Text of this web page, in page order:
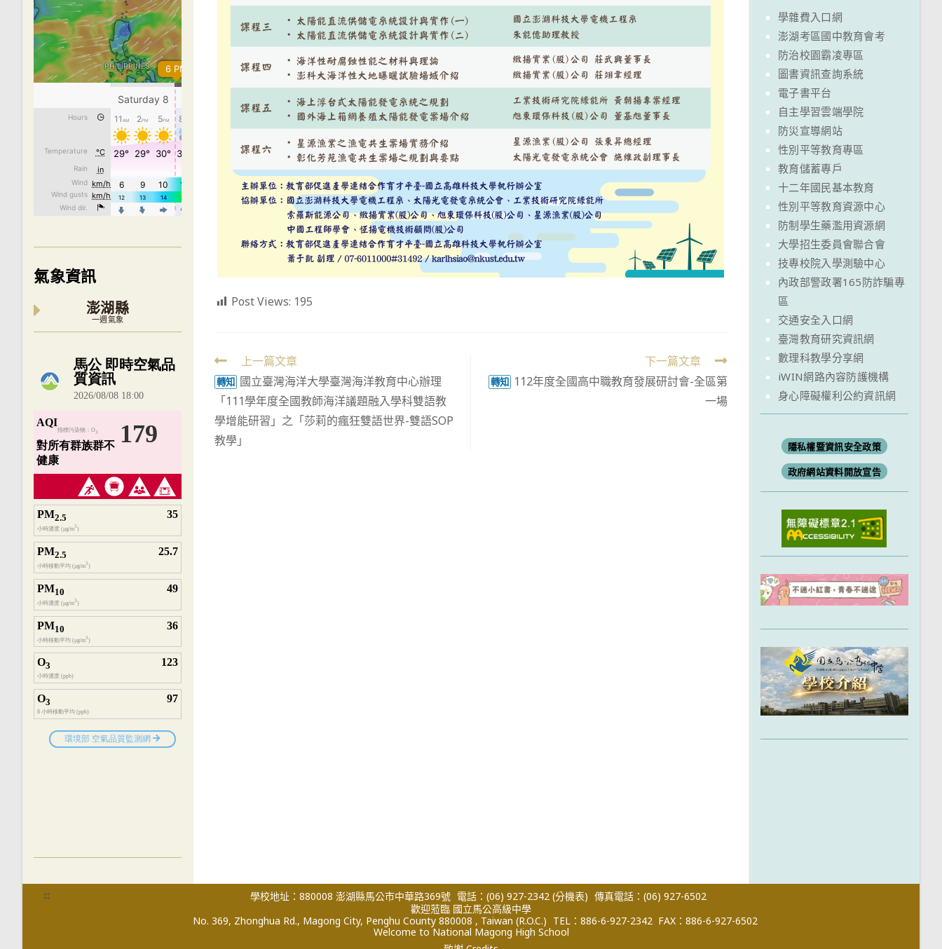
Post Views: 195
Read
more
articles
上一篇文章
轉知 國立臺灣海洋大學臺灣海洋教育中心辦理
「111學年度全國教師海洋議題融入學科雙語教
學增能研習」之「莎莉的瘋狂雙語世界-雙語SOP
教學」
下一篇文章
轉知 112年度全國高中職教育發展研討會-全區第
一場
氣象資訊
澎湖縣
一週氣象
內嵌空氣品質小工具為視覺預覽，完整即時空氣品質資料請開啟
學雜費入口網
澎湖考區國中教育會考
防治校園霸凌專區
圖書資訊查詢系統
電子書平台
自主學習雲端學院
防災宣導網站
性別平等教育專區
教育儲蓄專戶
十二年國民基本教育
性別平等教育資源中心
防制學生藥濫用資源網
大學招生委員會聯合會
技專校院入學測驗中心
內政部警政署165防詐騙專
區
交通安全入口網
臺灣教育研究資訊網
數理科教學分享網
iWIN網路內容防護機構
身心障礙權利公約資訊網
隱私權暨資訊安全政策
政府網站資料開放宣告
::: 學校地址：880008 澎湖縣馬公市中華路369號 電話：(06) 927-2342 (分機表) 傳真電話：(06) 927-6502
歡迎蒞臨 國立馬公高級中學
No. 369, Zhonghua Rd., Magong City, Penghu County 880008 , Taiwan (R.O.C.) TEL：886-6-927-2342 FAX：886-6-927-6502
Welcome to National Magong High School